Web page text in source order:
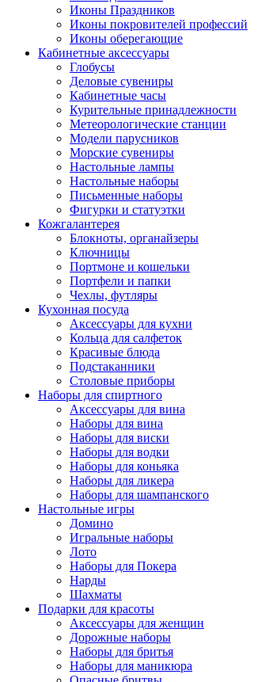
Иконы Праздников
Иконы покровителей профессий
Иконы оберегающие
Кабинетные аксессуары
Глобусы
Деловые сувениры
Кабинетные часы
Курительные принадлежности
Метеорологические станции
Модели парусников
Морские сувениры
Настольные лампы
Настольные наборы
Письменные наборы
Фигурки и статуэтки
Кожгалантерея
Блокноты, органайзеры
Ключницы
Портмоне и кошельки
Портфели и папки
Чехлы, футляры
Кухонная посуда
Аксессуары для кухни
Кольца для салфеток
Красивые блюда
Подстаканники
Столовые приборы
Наборы для спиртного
Аксессуары для вина
Наборы для вина
Наборы для виски
Наборы для водки
Наборы для коньяка
Наборы для ликера
Наборы для шампанского
Настольные игры
Домино
Игральные наборы
Лото
Наборы для Покера
Нарды
Шахматы
Подарки для красоты
Аксессуары для женщин
Дорожные наборы
Наборы для бритья
Наборы для маникюра